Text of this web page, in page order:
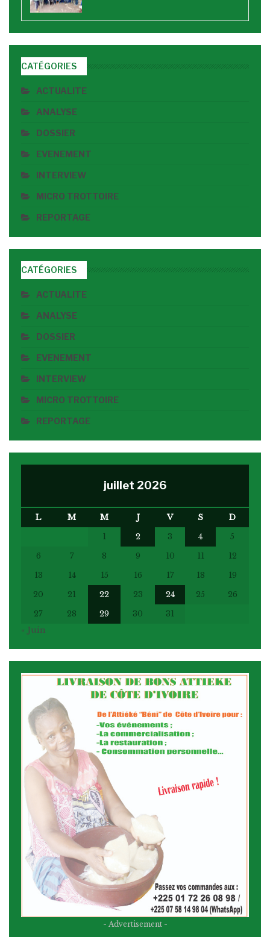
CATÉGORIES
ACTUALITE
ANALYSE
DOSSIER
EVENEMENT
INTERVIEW
MICRO TROTTOIRE
REPORTAGE
CATÉGORIES
ACTUALITE
ANALYSE
DOSSIER
EVENEMENT
INTERVIEW
MICRO TROTTOIRE
REPORTAGE
juillet 2026
L M M J V S
D
1
2 3 4
5
6
7 8 9 10 11
12
13
14 15 16 17 18
19
20
21 22 23 24 25
26
27
28 29 30
31
« Juin
- Advertisement -